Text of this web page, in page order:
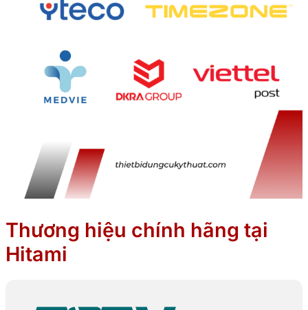
Thương hiệu chính hãng tại
Hitami